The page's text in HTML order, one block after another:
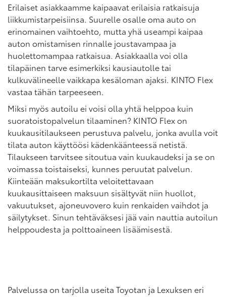
Erilaiset asiakkaamme kaipaavat erilaisia ratkaisuja
liikkumistarpeisiinsa. Suurelle osalle oma auto on
erinomainen vaihtoehto, mutta yhä useampi kaipaa
auton omistamisen rinnalle joustavampaa ja
huolettomampaa ratkaisua. Asiakkaalla voi olla
tilapäinen tarve esimerkiksi kausiautolle tai
kulkuvälineelle vaikkapa kesäloman ajaksi. KINTO Flex
vastaa tähän tarpeeseen.
Miksi myös autoilu ei voisi olla yhtä helppoa kuin
suoratoistopalvelun tilaaminen? KINTO Flex on
kuukausitilaukseen perustuva palvelu, jonka avulla voit
tilata auton käyttöösi kädenkäänteessä netistä.
Tilaukseen tarvitsee sitoutua vain kuukaudeksi ja se on
voimassa toistaiseksi, kunnes peruutat palvelun.
Kiinteään maksukortilta veloitettavaan
kuukausittaiseen maksuun sisältyvät niin huollot,
vakuutukset, ajoneuvovero kuin renkaiden vaihdot ja
säilytykset. Sinun tehtäväksesi jää vain nauttia autoilun
helppoudesta ja polttoaineen lisäämisestä.
Palvelussa on tarjolla useita Toyotan ja Lexuksen eri